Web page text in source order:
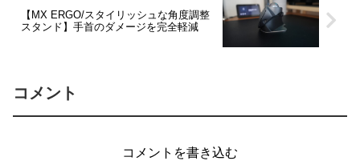
【MX ERGO/スタイリッシュな角度調整
スタンド】手首のダメージを完全軽減
コメント
コメントを書き込む